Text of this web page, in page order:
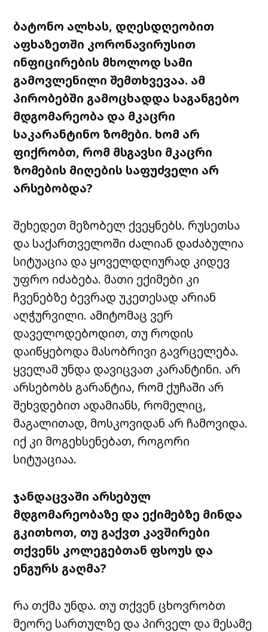
ბატონო ალხას, დღესდღეობით
აფხაზეთში კორონავირუსით
ინფიცირების მხოლოდ სამი
გამოვლენილი შემთხვევაა. ამ
პირობებში გამოცხადდა საგანგებო
მდგომარეობა და მკაცრი
საკარანტინო ზომები. ხომ არ
ფიქრობთ, რომ მსგავსი მკაცრი
ზომების მიღების საფუძველი არ
არსებობდა?
შეხედეთ მეზობელ ქვეყნებს. რუსეთსა
და საქართველოში ძალიან დაძაბულია
სიტუაცია და ყოველდღიურად კიდევ
უფრო იძაბება. მათი ექიმები კი
ჩვენებზე ბევრად უკეთესად არიან
აღჭურვილი. ამიტომაც ვერ
დაველოდებოდით, თუ როდის
დაიწყებოდა მასობრივი გავრცელება.
ყველამ უნდა დავიცვათ კარანტინი. არ
არსებობს გარანტია, რომ ქუჩაში არ
შეხვდებით ადამიანს, რომელიც,
მაგალითად, მოსკოვიდან არ ჩამოვიდა.
იქ კი მოგეხსენებათ, როგორი
სიტუაციაა.
ჯანდაცვაში არსებულ
მდგომარეობაზე და ექიმებზე მინდა
გკითხოთ, თუ გაქვთ კავშირები
თქვენს კოლეგებთან ფსოუს და
ენგურს გაღმა?
რა თქმა უნდა. თუ თქვენ ცხოვრობთ
მეორე სართულზე და პირველ და მესამე